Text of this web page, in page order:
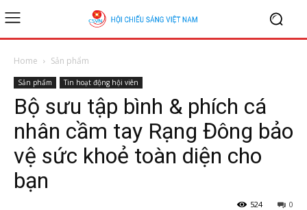
Home Sản phẩm
Sản phẩm Tin hoạt động hội viên
Bộ sưu tập bình & phích cá
nhân cầm tay Rạng Đông bảo
vệ sức khoẻ toàn diện cho
bạn
0
524